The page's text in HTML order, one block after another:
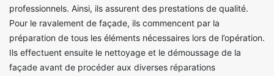
professionnels. Ainsi, ils assurent des prestations de qualité.
Pour le ravalement de façade, ils commencent par la
préparation de tous les éléments nécessaires lors de l’opération.
Ils effectuent ensuite le nettoyage et le démoussage de la
façade avant de procéder aux diverses réparations